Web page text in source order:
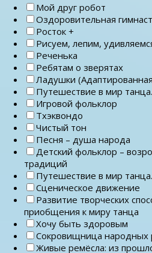
Мой друг робот
Оздоровительная
Росток +
Рисуем, лепим,
Реченька
Ребятам о зверятах
Ладушки
Путешествие в мир
Игровой фольклор
Тхэквондо
Чистый тон
Песня – душа народа
Детский фольклор –
традиций
Путешествие в мир танца.
Сценическое движение
Развитие творческих
приобщения к миру танца
Хочу быть здоровым
Сокровищница народных
Живые ремёсла: из